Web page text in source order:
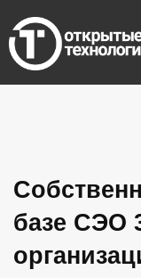
базе СЭО